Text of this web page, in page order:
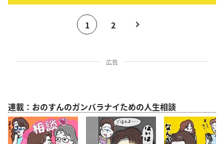
1 2
連載：おのすんのガンバラナイための人生相談
広告